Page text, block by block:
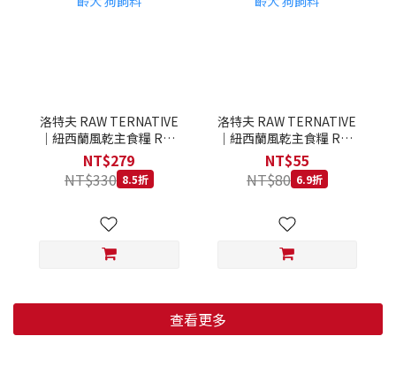
洛特夫 RAW TERNATIVE
｜紐西蘭風乾主食糧 RT3
羊肉 142g｜風乾主食糧 羊
肉 全齡犬 狗飼料
NT$279
NT$330 8.5折
洛特夫 RAW TERNATIVE
｜紐西蘭風乾主食糧 RT1
牛肉 25g｜風乾主食糧 牛
肉 全齡犬 狗飼料
NT$55
NT$80 6.9折
查看更多